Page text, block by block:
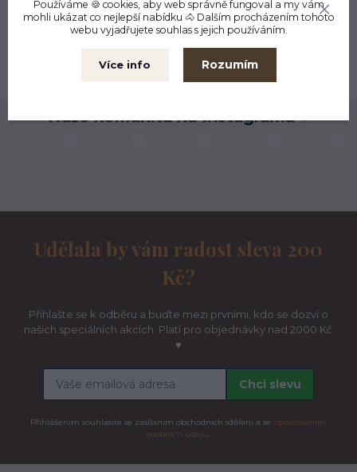
Kamenná prodejna
Liberec
Možnost výměny
Naše komunita na Instagramu ♥
Udělala by vám radost sleva 200
Kč?
Přihlašte se k odběru a buďte mezi prvními, kdo se dozví o
našich speciálních akcích. Platí pro objednávky nad 2000 Kč
♥
Chci slevu
Přihlášením souhlasíte se zasíláním obchodních sdělení a se zpracováním
osobních údajů.
Používáme 🍪 cookies, aby web správně fungoval a my vám
mohli ukázat co nejlepší nabídku 🐴 Dalším procházením tohoto
webu vyjadřujete souhlas s jejich používáním.
Více info Rozumím